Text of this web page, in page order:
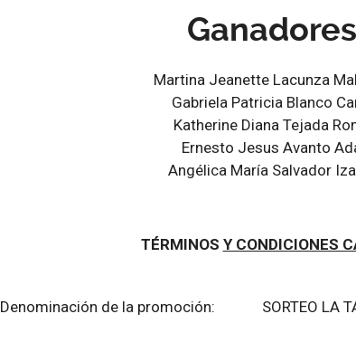
Martina Jeanette Lacunza
Gabriela Patricia Blanco
Katherine Diana Tejada
Ernesto Jesus Avanto
Angélica María Salvador
TÉRMINOS Y CONDICIONES
Denominación de la promoción: SORTEO LA